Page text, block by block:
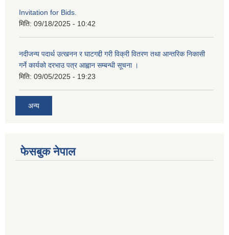
Invitation for Bids.
मिति: 09/18/2025 - 10:42
नदीजन्य पदार्थ उत्खनन र घाटगद्दी गरी विक्री वितरण तथा आन्तरिक निकासी
गर्ने कार्यको दरभाउ पत्र आह्वान सम्बन्धी सूचना ।
मिति: 09/05/2025 - 19:23
अन्य
फेसबुक नेपाल